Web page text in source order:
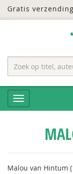
Gratis verzending
Malou van Hintum